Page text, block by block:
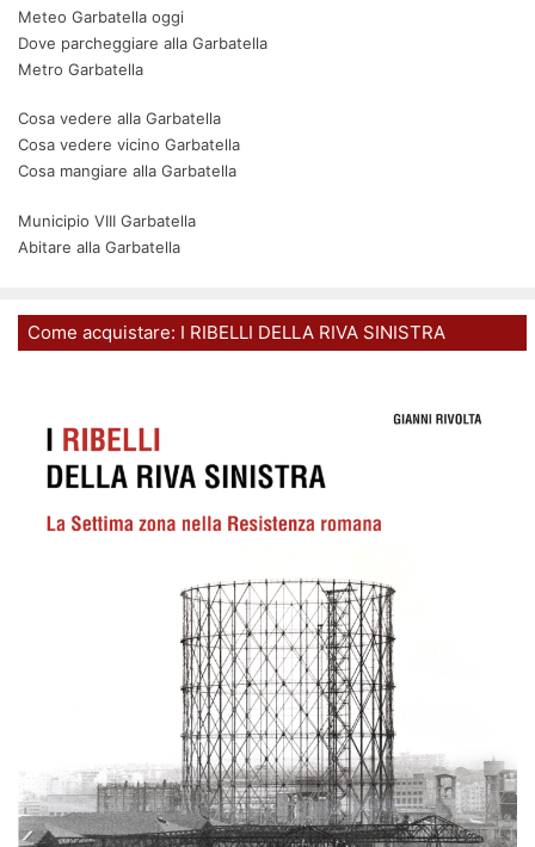
Meteo Garbatella oggi
Dove parcheggiare alla Garbatella
Metro Garbatella
Cosa vedere alla Garbatella
Cosa vedere vicino Garbatella
Cosa mangiare alla Garbatella
Municipio VIII Garbatella
Abitare alla Garbatella
Come acquistare: I RIBELLI DELLA RIVA SINISTRA